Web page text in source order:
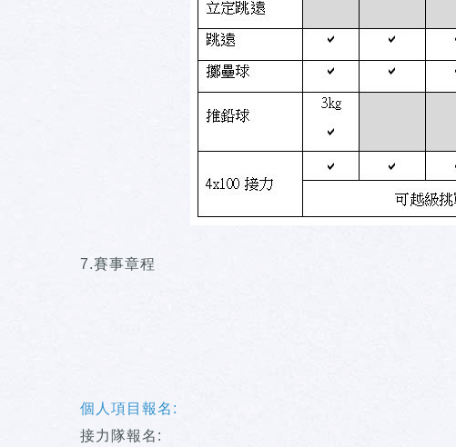
7.賽事章程
個人項目報名:
接力隊報名: